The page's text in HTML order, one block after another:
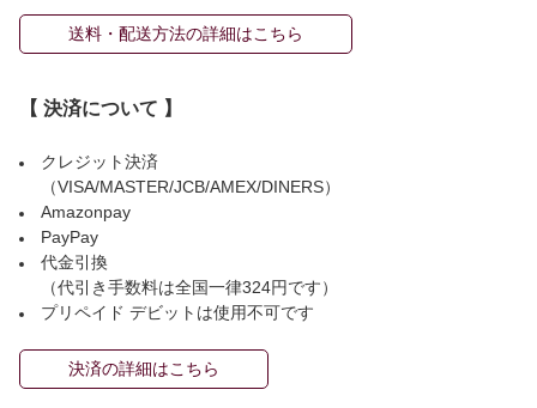
送料・配送方法の詳細はこちら
【 決済について 】
クレジット決済
（VISA/MASTER/JCB/AMEX/DINERS）
Amazonpay
PayPay
代金引換
（代引き手数料は全国一律324円です）
プリペイド デビットは使用不可です
決済の詳細はこちら